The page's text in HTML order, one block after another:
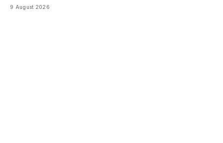
9 August 2026